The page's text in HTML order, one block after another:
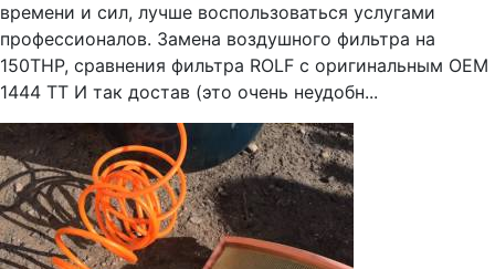
времени и сил, лучше воспользоваться услугами
профессионалов. Замена воздушного фильтра на
150THP, сравнения фильтра ROLF с оригинальным OEM
1444 TT И так достав (это очень неудобн...